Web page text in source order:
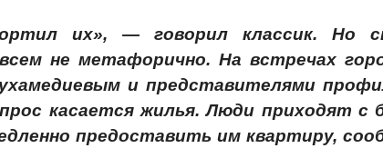
их», — говорил классик. Но
не метафорично. На встречах
и представителями
касается жилья. Люди приходят с
предоставить им квартиру,